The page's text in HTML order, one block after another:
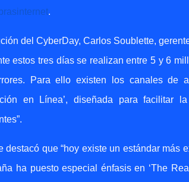
.
del CyberDay, Carlos Soublette,
estos tres días se realizan entre 5 y 6
Para ello existen los canales de
en Línea’, diseñada para facilitar
destacó que “hoy existe un estándar más
ha puesto especial énfasis en ‘The